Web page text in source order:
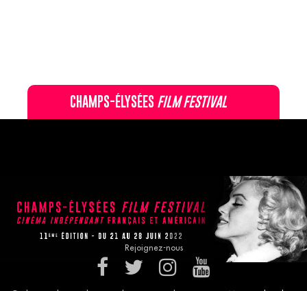
CHAMPS-ÉLYSÉES FILM FESTIVAL
Rejoignez-nous